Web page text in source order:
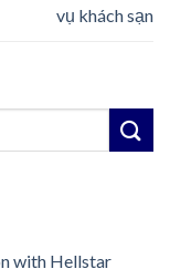
vụ khách sạn
with Hellstar